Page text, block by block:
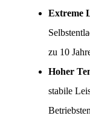
Extreme
zu 10
Hoher
stabile